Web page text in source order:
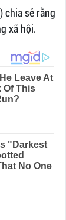
chia sẻ rằng
xã hội.